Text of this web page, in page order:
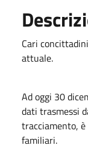
Cari
attuale.
Ad oggi 30
dati trasmessi
tracciamento,
familiari.